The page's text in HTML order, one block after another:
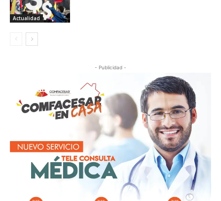
Actualidad
- Publicidad -